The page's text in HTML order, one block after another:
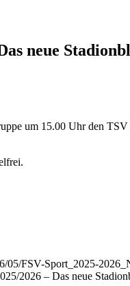
neue
um 15.00 Uhr den
05/FSV-Sport_2025-
2026 – Das neue